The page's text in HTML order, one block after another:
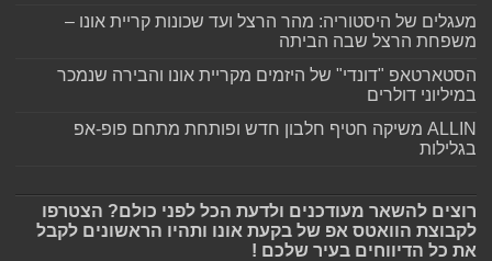
מעגלים של היסטוריה: מהר הרצל ועד שכונות קריית אונו –
משפחת הרצל שבה הביתה
הסטארטאפ "דונדי" של היזמים מקריית אונו והבירה שנמכר
במיליוני דולרים
ALLIN משיקה חטיף חלבון חדש ופותחת מתחם פופ-אפ
בגלילות
רוצים להשאר מעודכנים ולדעת הכל לפני כולם? הצטרפו
לקבוצת הוואטס אפ של בקעת אונו ותהיו הראשונים לקבל
את כל הדיווחים בעיר שלכם !